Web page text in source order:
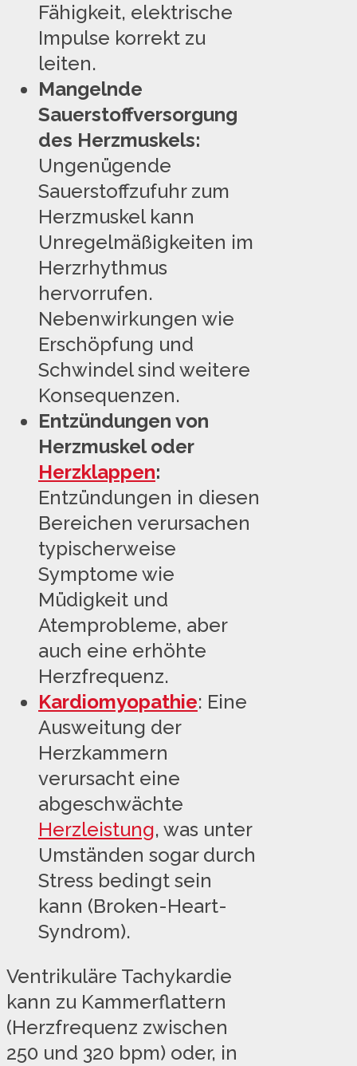
Fähigkeit, elektrische
Impulse korrekt zu
leiten.
Mangelnde
Sauerstoffversorgung
des Herzmuskels:
Ungenügende
Sauerstoffzufuhr zum
Herzmuskel kann
Unregelmäßigkeiten im
Herzrhythmus
hervorrufen.
Nebenwirkungen wie
Erschöpfung und
Schwindel sind weitere
Konsequenzen.
Entzündungen von
Herzmuskel oder
Herzklappen:
Entzündungen in diesen
Bereichen verursachen
typischerweise
Symptome wie
Müdigkeit und
Atemprobleme, aber
auch eine erhöhte
Herzfrequenz.
Kardiomyopathie: Eine
Ausweitung der
Herzkammern
verursacht eine
abgeschwächte
Herzleistung, was unter
Umständen sogar durch
Stress bedingt sein
kann (Broken-Heart-
Syndrom).
Ventrikuläre Tachykardie
kann zu Kammerflattern
(Herzfrequenz zwischen
250 und 320 bpm) oder, in